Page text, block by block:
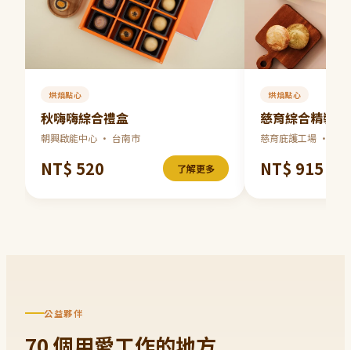
烘焙點心
秋嗨嗨綜合禮盒
朝興啟能中心 · 台南市
NT$ 520 了解更多
烘焙點心
慈育綜合精裝
慈育庇護工場 ·
NT$ 915
公益夥伴